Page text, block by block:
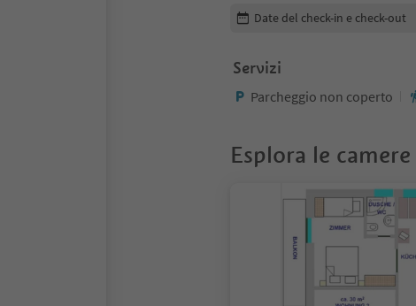
Modifica i dettagli della
Date del check-in e check-out
Servizi
Parcheggio non coperto
Esplora le camere